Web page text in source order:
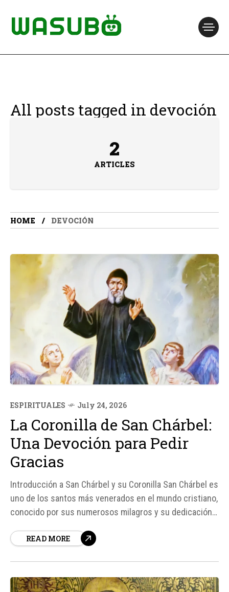
All posts tagged in devoción
2
ARTICLES
HOME DEVOCIÓN
ESPIRITUALES July 24, 2026
La Coronilla de San Chárbel:
Una Devoción para Pedir
Gracias
Introducción a San Chárbel y su Coronilla San Chárbel es
uno de los santos más venerados en el mundo cristiano,
conocido por sus numerosos milagros y su dedicación a
que los devotos recen la Coronilla de San...
READ MORE